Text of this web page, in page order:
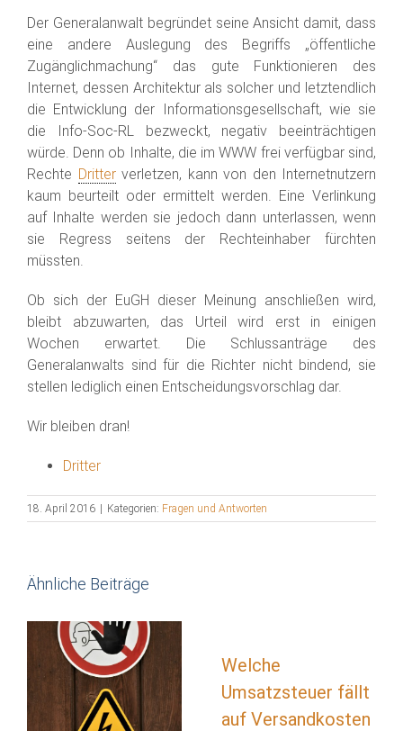
Der Generalanwalt begründet seine Ansicht damit, dass
eine andere Auslegung des Begriffs „öffentliche
Zugänglichmachung“ das gute Funktionieren des
Internet, dessen Architektur als solcher und letztendlich
die Entwicklung der Informationsgesellschaft, wie sie
die Info-Soc-RL bezweckt, negativ beeinträchtigen
würde. Denn ob Inhalte, die im WWW frei verfügbar sind,
Rechte Dritterverletzen, kann von den Internetnutzern
kaum beurteilt oder ermittelt werden. Eine Verlinkung
auf Inhalte werden sie jedoch dann unterlassen, wenn
sie Regress seitens der Rechteinhaber fürchten
müssten.
Ob sich der EuGH dieser Meinung anschließen wird,
bleibt abzuwarten, das Urteil wird erst in einigen
Wochen erwartet. Die Schlussanträge des
Generalanwalts sind für die Richter nicht bindend, sie
stellen lediglich einen Entscheidungsvorschlag dar.
Wir bleiben dran!
Dritter
18. April 2016 Kategorien: Fragen und Antworten
Ähnliche Beiträge
Welche
Umsatzsteuer fällt
auf Versandkosten